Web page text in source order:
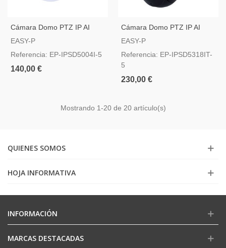
Cámara Domo PTZ IP AI
EASY-P 5MP Lente 3.35-
EASY-P
Referencia: EP-IPSD5004I-5
140,00 €
Cámara Domo PTZ IP AI
EASY-P 5 MPx Lente
EASY-P
Referencia: EP-IPSD5318IT-
5
230,00 €
Mostrando 1-20 de 20 artículo(s)
QUIENES SOMOS
HOJA INFORMATIVA
INFORMACIÓN
MARCAS DESTACADAS